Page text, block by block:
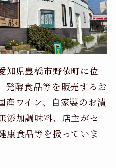
知県豊橋市野依町に位
発酵食品等を販売するお
産ワイン、自家製のお漬
添加調味料、店主がセ
康食品等を扱っていま